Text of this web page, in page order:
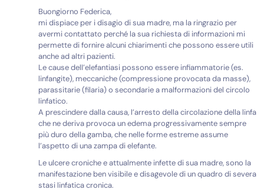
Buongiorno Federica,
mi dispiace per i disagio di sua madre, ma la ringrazio per
avermi contattato perché la sua richiesta di informazioni mi
permette di fornire alcuni chiarimenti che possono essere utili
anche ad altri pazienti.
Le cause dell’elefantiasi possono essere infiammatorie (es.
linfangite), meccaniche (compressione provocata da masse),
parassitarie (filaria) o secondarie a malformazioni del circolo
linfatico.
A prescindere dalla causa, l’arresto della circolazione della linfa
che ne deriva provoca un edema progressivamente sempre
più duro della gamba, che nelle forme estreme assume
l’aspetto di una zampa di elefante.
Le ulcere croniche e attualmente infette di sua madre, sono la
manifestazione ben visibile e disagevole di un quadro di severa
stasi linfatica cronica.